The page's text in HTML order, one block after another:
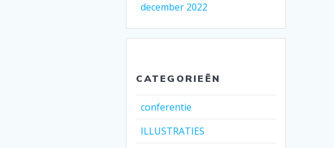
december 2022
CATEGORIEËN
conferentie
ILLUSTRATIES